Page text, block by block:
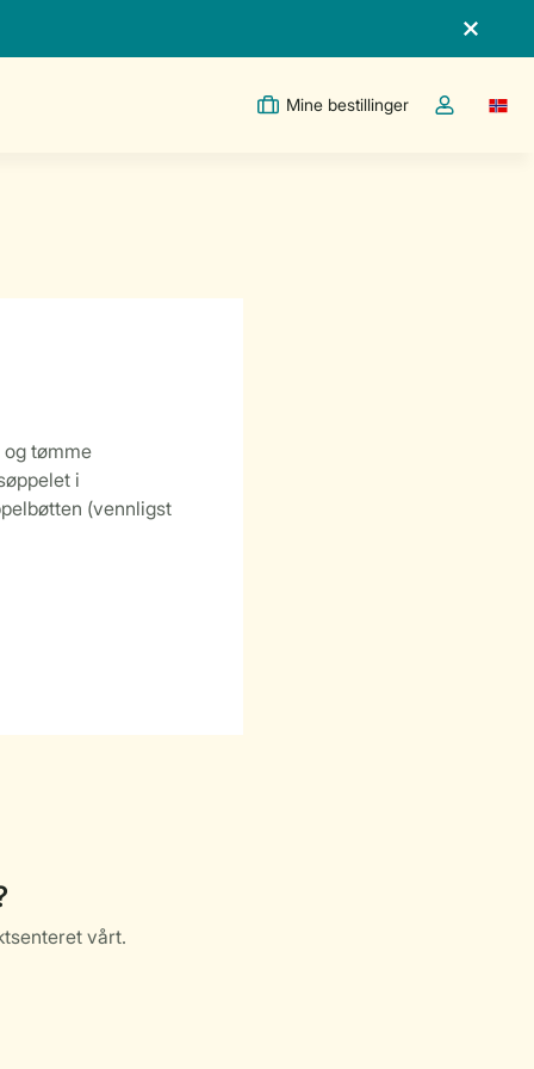
Mine bestillinger
Toggle the